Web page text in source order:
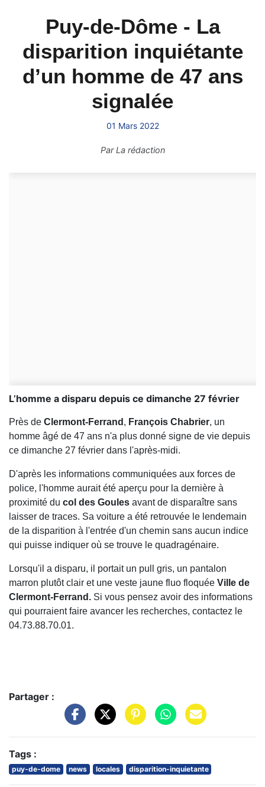
Puy-de-Dôme - La
disparition inquiétante
d’un homme de 47 ans
signalée
01 Mars 2022
ParLa rédaction
L’homme a disparu depuis ce dimanche 27 février
Près de Clermont-Ferrand , François Chabrier, un
homme âgé de 47 ans n'a plus donné signe de vie depuis
ce dimanche 27 février dans l'après-midi.
D'après les informations communiquées aux forces de
police, l'homme aurait été aperçu pour la dernière à
proximité du col des Goules avant de disparaître sans
laisser de traces. Sa voiture a été retrouvée le lendemain
de la disparition à l'entrée d'un chemin sans aucun indice
qui puisse indiquer où se trouve le quadragénaire.
Lorsqu'il a disparu, il portait un pull gris, un pantalon
marron plutôt clair et une veste jaune fluo floquée Ville de
Clermont-Ferrand. Si vous pensez avoir des informations
qui pourraient faire avancer les recherches, contactez le
04.73.88.70.01.
Partager :
Tags :
puy-de-dome news locales disparition-inquietante